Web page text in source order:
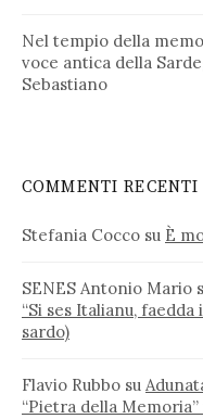
Nel tempio della
voce antica della
Sebastiano
COMMENTI RECENTI
Stefania Cocco su È
SENES Antonio Mario
“Si ses Italianu,
sardo)
Flavio Rubbo su
“Pietra della